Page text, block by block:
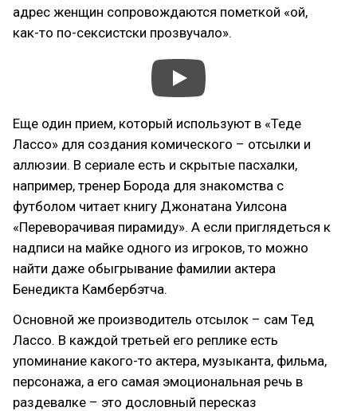
адрес женщин сопровождаются пометкой «ой,
как-то по-сексистски прозвучало».
Еще один прием, который используют в «Теде
Лассо» для создания комического – отсылки и
аллюзии. В сериале есть и скрытые пасхалки,
например, тренер Борода для знакомства с
футболом читает книгу Джонатана Уилсона
«Переворачивая пирамиду». А если приглядеться к
надписи на майке одного из игроков, то можно
найти даже обыгрывание фамилии актера
Бенедикта Камбербэтча.
Основной же производитель отсылок – сам Тед
Лассо. В каждой третьей его реплике есть
упоминание какого-то актера, музыканта, фильма,
персонажа, а его самая эмоциональная речь в
раздевалке – это дословный пересказ